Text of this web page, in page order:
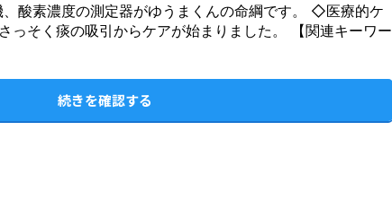
、酸素濃度の測定器がゆうまくんの命綱です。 ◇医療的ケ
っそく痰の吸引からケアが始まりました。 【関連キーワー
続きを確認する